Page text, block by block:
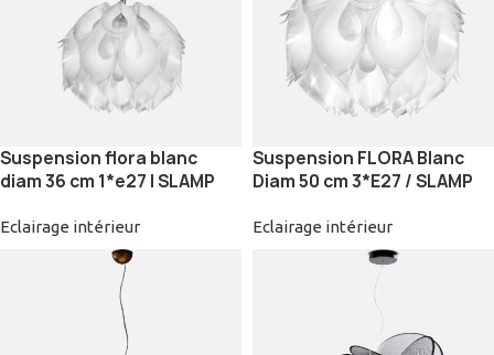
Suspension flora blanc
diam 36 cm 1*e27 | SLAMP
Eclairage intérieur
Suspension FLORA Blanc
Diam 50 cm 3*E27 / SLAMP
Eclairage intérieur